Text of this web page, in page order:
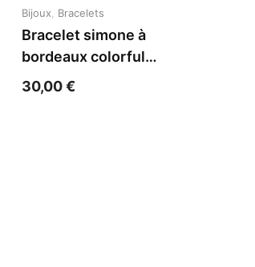
Bijoux Bracelets
Bracelet simone à
bordeaux colorful
siesta acier jaune
30,00€